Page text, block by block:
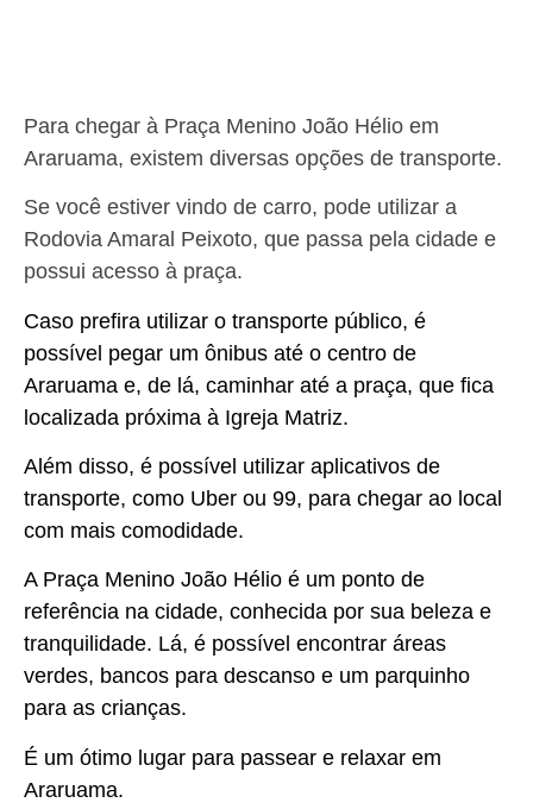
Para chegar à Praça Menino João Hélio em
Araruama, existem diversas opções de transporte.
Se você estiver vindo de carro, pode utilizar a
Rodovia Amaral Peixoto, que passa pela cidade e
possui acesso à praça.
Caso prefira utilizar o transporte público, é
possível pegar um ônibus até o centro de
Araruama e, de lá, caminhar até a praça, que fica
localizada próxima à Igreja Matriz.
Além disso, é possível utilizar aplicativos de
transporte, como Uber ou 99, para chegar ao local
com mais comodidade.
A Praça Menino João Hélio é um ponto de
referência na cidade, conhecida por sua beleza e
tranquilidade. Lá, é possível encontrar áreas
verdes, bancos para descanso e um parquinho
para as crianças.
É um ótimo lugar para passear e relaxar em
Araruama.